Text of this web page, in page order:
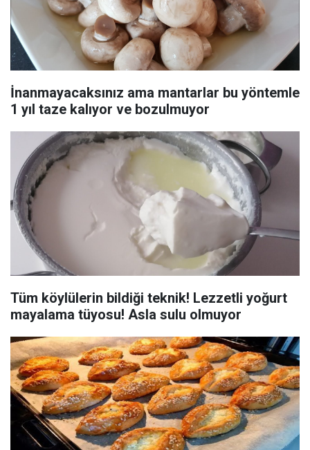
İnanmayacaksınız ama mantarlar bu yöntemle
1 yıl taze kalıyor ve bozulmuyor
Tüm köylülerin bildiği teknik! Lezzetli yoğurt
mayalama tüyosu! Asla sulu olmuyor